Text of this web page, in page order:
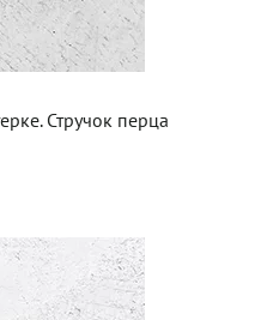
Стручок перца